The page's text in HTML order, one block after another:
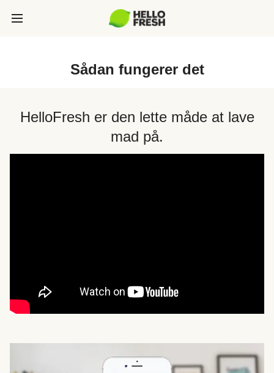
Sådan fungerer det
HelloFresh er den lette måde at lave
mad på.